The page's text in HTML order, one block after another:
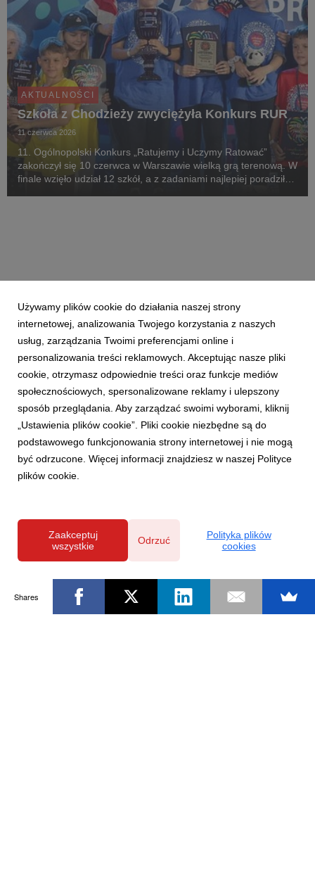
AKTUALNOŚCI
Szkoła z Chodzieży zwyciężyła Konkurs RUR
11 czerwca 2026
11. Ogólnopolski Konkurs „Ratujemy i Uczymy Ratować”
zakończył się 10 czerwca w Warszawie wielką grą terenową. W
finale wzięło udział 12 szkół, a z zadaniami najlepiej poradziła
Powered by
Używamy plików cookie do działania naszej strony
internetowej, analizowania Twojego korzystania z naszych
usług, zarządzania Twoimi preferencjami online i
personalizowania treści reklamowych. Akceptując nasze pliki
cookie, otrzymasz odpowiednie treści oraz funkcje mediów
społecznościowych, spersonalizowane reklamy i ulepszony
sposób przeglądania. Aby zarządzać swoimi wyborami, kliknij
„Ustawienia plików cookie”. Pliki cookie niezbędne są do
podstawowego funkcjonowania strony internetowej i nie mogą
być odrzucone. Więcej informacji znajdziesz w naszej Polityce
plików cookie.
Zaakceptuj
wszystkie
Odrzuć
Polityka plików
cookies
Shares